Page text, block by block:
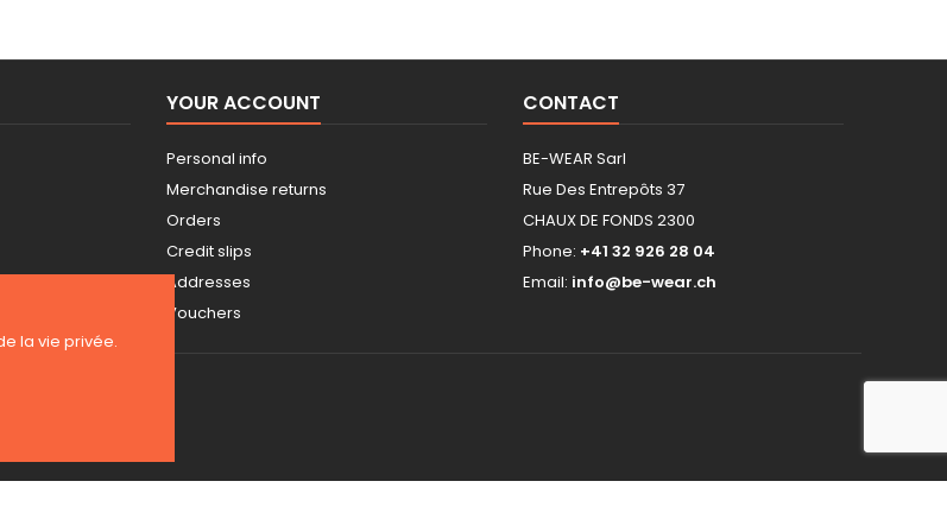
YOUR ACCOUNT
Personal info
Merchandise returns
Orders
Credit slips
Addresses
Vouchers
CONTACT
BE-WEAR Sarl
Rue Des Entrepôts 37
CHAUX DE FONDS 2300
Phone: +41 32 926 28 04
Email: info@be-wear.ch
la vie privée.